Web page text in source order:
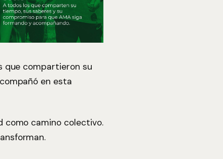
que compartieron su
en esta
como camino colectivo.